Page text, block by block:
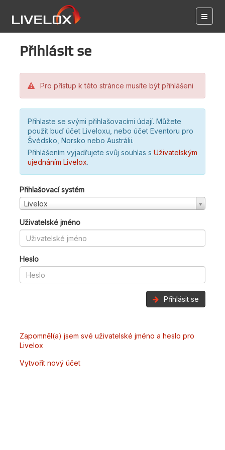
Přihlásit se
Pro přístup k této stránce musíte být přihlášeni
Přihlaste se svými přihlašovacími údají. Můžete
použít buď účet Liveloxu, nebo účet Eventoru pro
Švédsko, Norsko nebo Austrálii.
Přihlášením vyjadřujete svůj souhlas s Uživatelským
ujednáním Livelox.
Přihlašovací systém
Livelox
Uživatelské jméno
Heslo
Přihlásit se
Zapomněl(a) jsem své uživatelské jméno a heslo pro
Livelox
Vytvořit nový účet